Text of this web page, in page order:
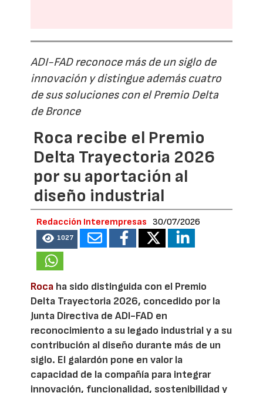
ADI-FAD reconoce más de un siglo de
innovación y distingue además cuatro
de sus soluciones con el Premio Delta
de Bronce
Roca recibe el Premio
Delta Trayectoria 2026
por su aportación al
diseño industrial
Redacción Interempresas 30/07/2026
1027
Roca ha sido distinguida con el Premio
Delta Trayectoria 2026, concedido por la
Junta Directiva de ADI-FAD en
reconocimiento a su legado industrial y a su
contribución al diseño durante más de un
siglo. El galardón pone en valor la
capacidad de la compañía para integrar
innovación, funcionalidad, sostenibilidad y